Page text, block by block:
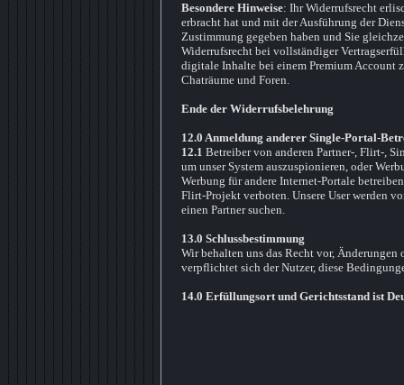
Besondere Hinweise: Ihr Widerrufsrecht
erbracht hat und mit der Ausführung der
Zustimmung gegeben haben und Sie
Widerrufsrecht bei vollständiger
digitale Inhalte bei einem Premium Account
Chaträume und Foren.
Ende der Widerrufsbelehrung
12.0 Anmeldung anderer Single-Portal-
12.1 Betreiber von anderen Partner-, Flirt-,
um unser System auszuspionieren, oder
Werbung für andere Internet-Portale
Flirt-Projekt verboten. Unsere User werden
einen Partner suchen.
13.0 Schlussbestimmung
Wir behalten uns das Recht vor,
verpflichtet sich der Nutzer, diese
14.0 Erfüllungsort und Gerichtsstand ist